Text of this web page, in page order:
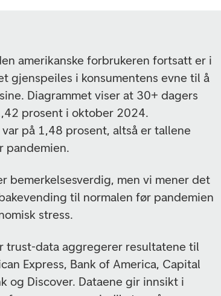
amerikanske forbrukeren fortsatt er i
gjenspeiles i konsumentens evne til å
Diagrammet viser at 30+ dagers
prosent i oktober 2024.
på 1,48 prosent, altså er tallene
pandemien.
bemerkelsesverdig, men vi mener det
til normalen før pandemien
stress.
trust-data aggregerer resultatene til
Express, Bank of America, Capital
og Discover. Dataene gir innsikt i